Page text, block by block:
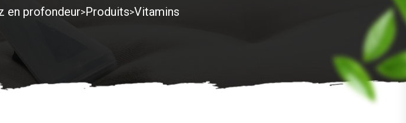
en profondeur>Produits>Vitamins